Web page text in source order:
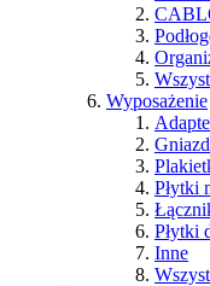
Wyposażenie
Płytki
Płytki
Inne